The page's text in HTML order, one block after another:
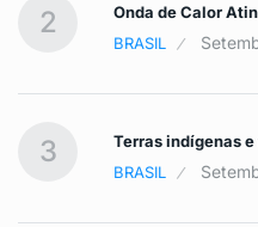
2
Onda de Calor
BRASIL
3
Terras indígenas
BRASIL